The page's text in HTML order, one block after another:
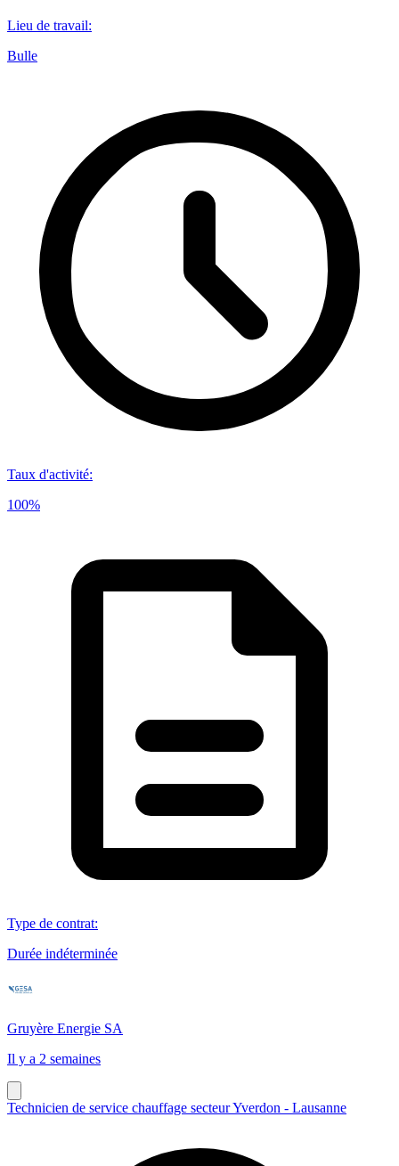
Lieu de travail:
Bulle
Taux d'activité:
100%
Type de contrat:
Durée indéterminée
Gruyère Energie SA
Il y a 2 semaines
Technicien de service chauffage secteur Yverdon - Lausanne